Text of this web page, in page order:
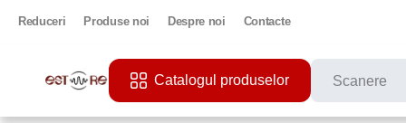
Reduceri Produse noi Despre noi Contacte
Catalogul produselor